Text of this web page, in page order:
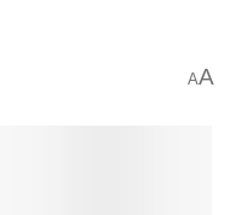
AA